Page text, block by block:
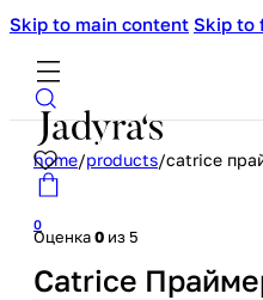
Skip to main content Skip to
0
home/products/catrice
Оценка0 из 5
Catrice